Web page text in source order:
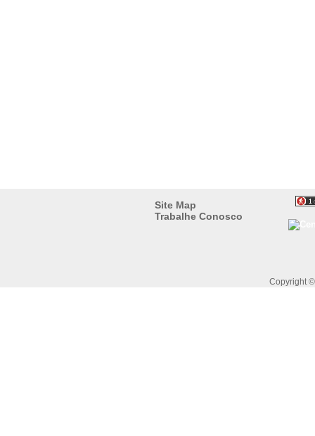
Copyright
Site Map
Trabalhe Conosco